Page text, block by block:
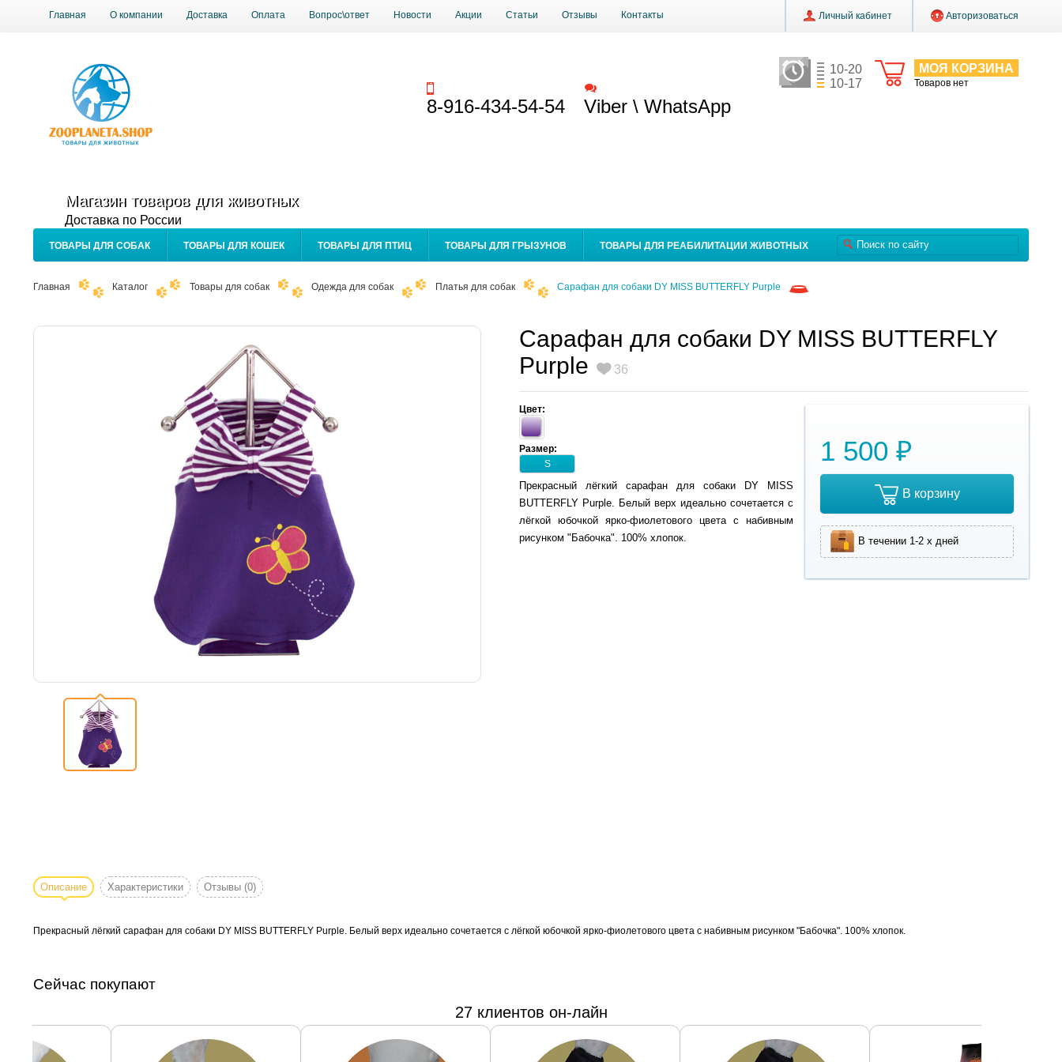
Главная О компании Доставка Оплата Вопрос\ответ Новости Акции Статьи Отзывы Контакты Личный кабинет Авторизоваться
МОЯ КОРЗИНА
Товаров нет
10-20
10-17
Магазин товаров для животных
Доставка по России
8-916-434-54-54 Viber \ WhatsApp
ТОВАРЫ ДЛЯ СОБАК ТОВАРЫ ДЛЯ КОШЕК ТОВАРЫ ДЛЯ ПТИЦ ТОВАРЫ ДЛЯ ГРЫЗУНОВ ТОВАРЫ ДЛЯ РЕАБИЛИТАЦИИ ЖИВОТНЫХ
Главная Каталог Товары для собак Одежда для собак Платья для собак Сарафан для собаки DY MISS BUTTERFLY Purple
Сарафан для собаки DY MISS BUTTERFLY
Purple
36
Цвет:
Размер:
S
1 500 ₽
В корзину
В течении 1-2 х дней
Прекрасный лёгкий сарафан для собаки DY MISS
BUTTERFLY Purple. Белый верх идеально сочетается с
лёгкой юбочкой ярко-фиолетового цвета с набивным
рисунком "Бабочка". 100% хлопок.
Описание Характеристики Отзывы (0)
Прекрасный лёгкий сарафан для собаки DY MISS BUTTERFLY Purple. Белый верх идеально сочетается с лёгкой юбочкой ярко-фиолетового цвета с набивным рисунком "Бабочка". 100% хлопок.
Сейчас покупают
27 клиентов он-лайн